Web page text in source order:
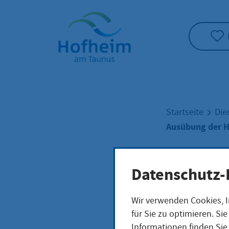
Startseite"
Startseite
Ausübung der
Wir verwenden
für Sie zu optimieren.